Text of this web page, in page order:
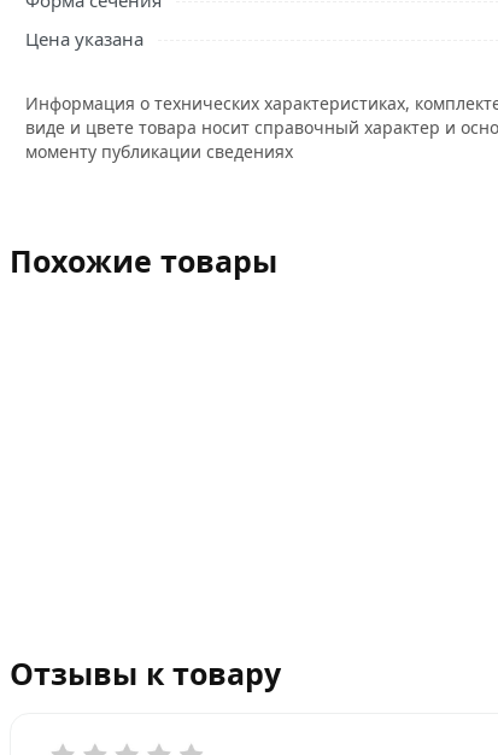
Цена указана
Информация о технических характеристиках,
виде и цвете товара носит справочный характер и
моменту публикации сведениях
Похожие товары
Отзывы к товару